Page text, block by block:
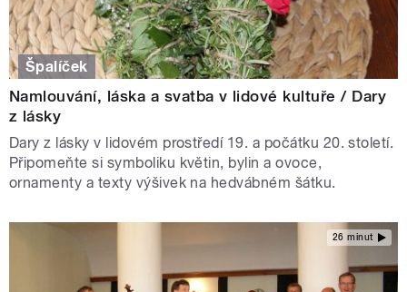
Špalíček
Namlouvání, láska a svatba v lidové kultuře / Dary
z lásky
Dary z lásky v lidovém prostředí 19. a počátku 20. století.
Připomeňte si symboliku květin, bylin a ovoce,
ornamenty a texty výšivek na hedvábném šátku.
26 minut